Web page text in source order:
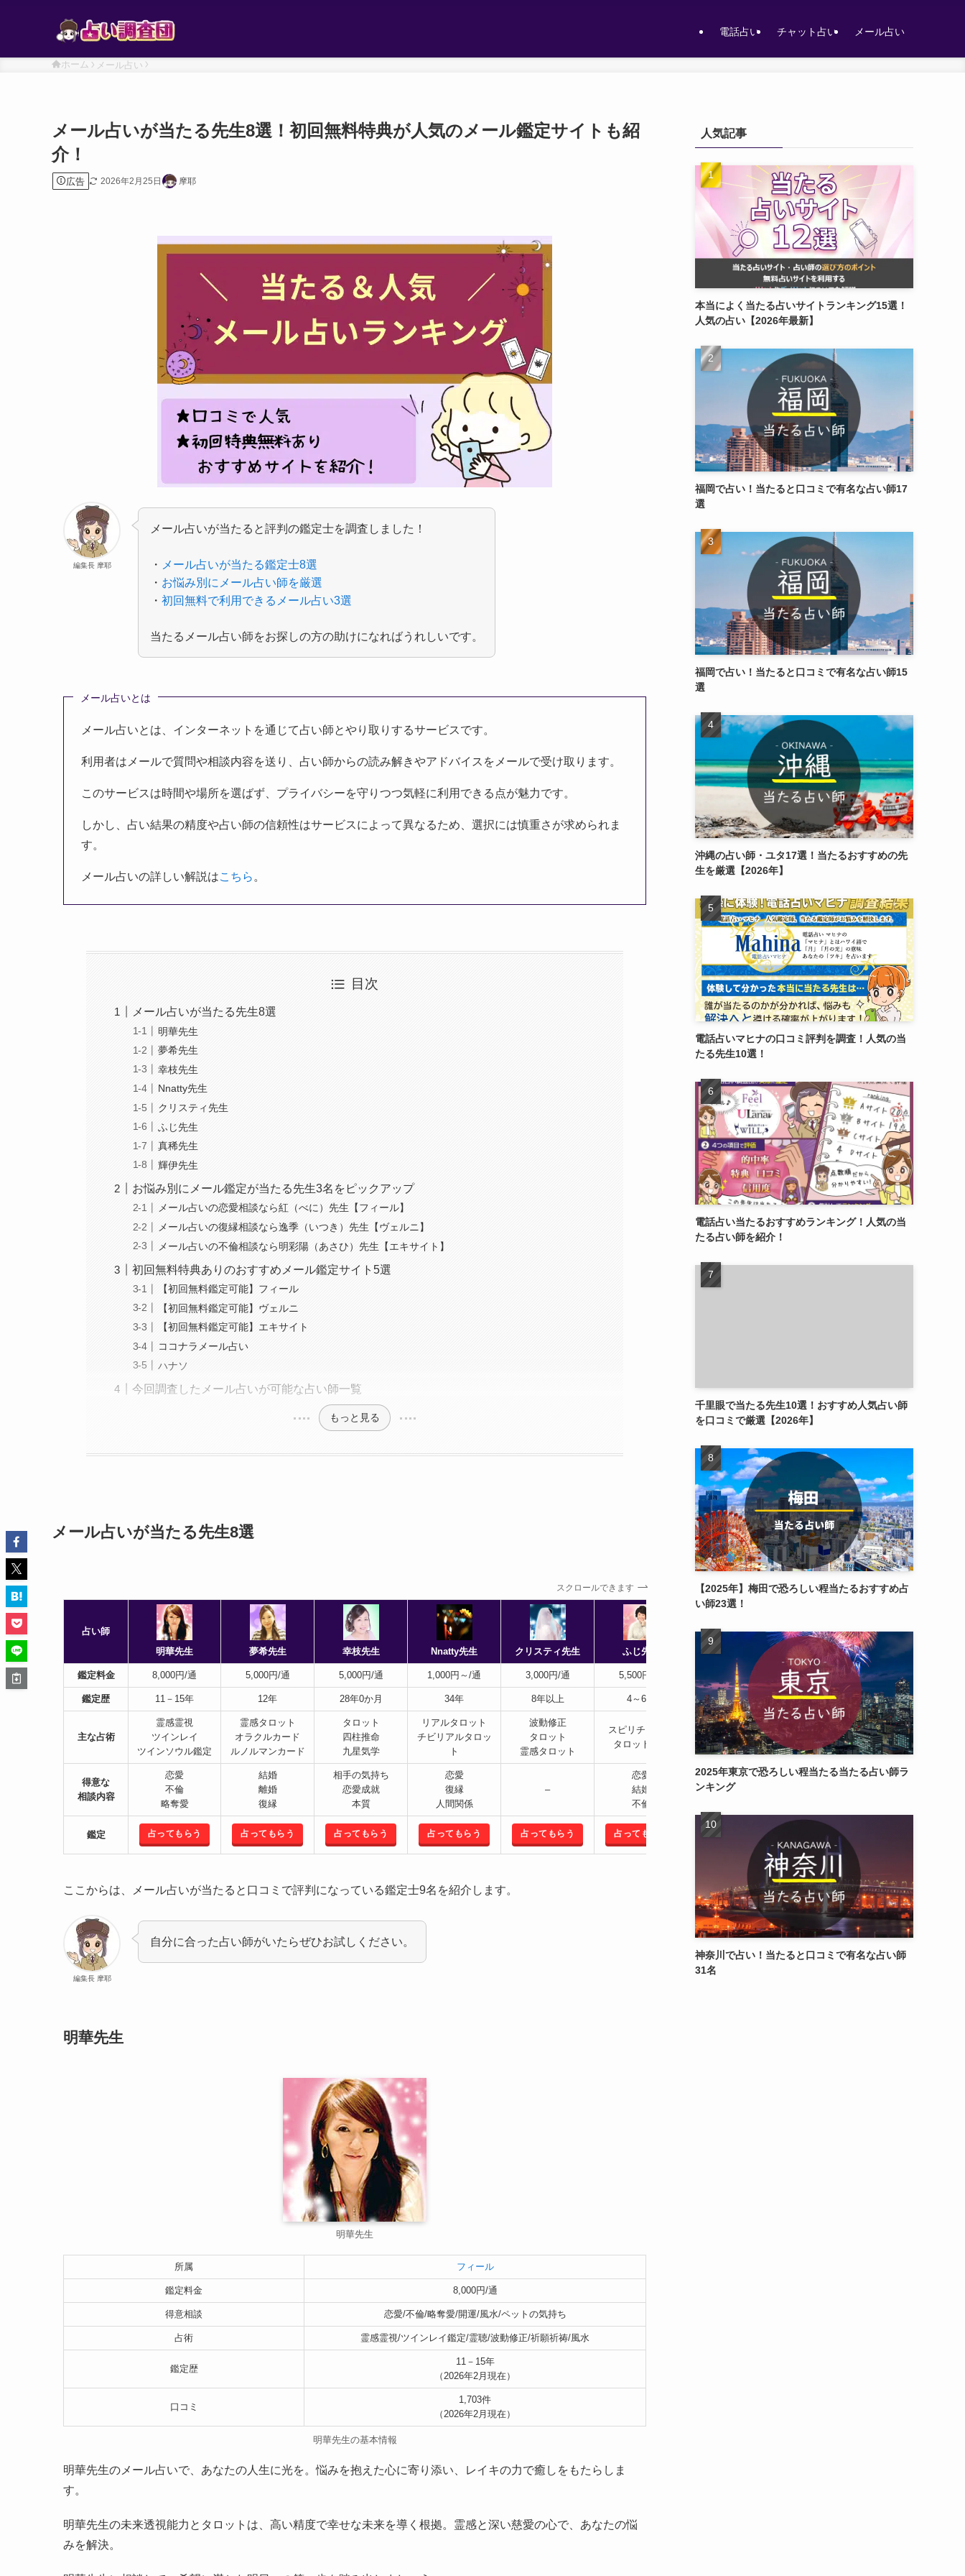
電話占い チャット占い メール占い
ホーム メール占い
メール占いが当たる先生8選！初回無料特典が人気のメール鑑定サイトも紹
介！
広告 2026年2月25日 摩耶
編集長 摩耶
メール占いが当たると評判の鑑定士を調査しました！
・ メール占いが当たる鑑定士8選
・ お悩み別にメール占い師を厳選
・ 初回無料で利用できるメール占い3選
当たるメール占い師をお探しの方の助けになればうれしいです。
メール占いとは
メール占いとは、インターネットを通じて占い師とやり取りするサービスです。
利用者はメールで質問や相談内容を送り、占い師からの読み解きやアドバイスをメールで受け取ります。
このサービスは時間や場所を選ばず、プライバシーを守りつつ気軽に利用できる点が魅力です。
しかし、占い結果の精度や占い師の信頼性はサービスによって異なるため、選択には慎重さが求められま
す。
メール占いの詳しい解説はこちら 。
目次
メール占いが当たる先生8選
明華先生
夢希先生
幸枝先生
Nnatty先生
クリスティ先生
ふじ先生
真稀先生
輝伊先生
お悩み別にメール鑑定が当たる先生3名をピックアップ
メール占いの恋愛相談なら紅（べに）先生【フィール】
メール占いの復縁相談なら逸季（いつき）先生【ヴェルニ】
メール占いの不倫相談なら明彩陽（あさひ）先生【エキサイト】
初回無料特典ありのおすすめメール鑑定サイト5選
【初回無料鑑定可能】フィール
【初回無料鑑定可能】ヴェルニ
【初回無料鑑定可能】エキサイト
ココナラメール占い
ハナソ
今回調査したメール占いが可能な占い師一覧
もっと見る
メール占いが当たる先生8選
スクロールできます
占い師
明華先生
夢希先生 幸枝先生 Nnatty先生 クリスティ先生 ふじ先生 輝伊先生
鑑定料金 8,000円/通 5,000円/通 5,000円/通 1,000円～/通 3,000円/通 5,500円/通 3,000円/通 6,000円/通
鑑定歴 11－15年 12年 28年0か月 34年 8年以上 4～6年 6~10年 26~30年
主な占術
霊感霊視
ツインレイ
ツインソウル鑑定
霊感タロット
オラクルカード
ルノルマンカード
タロット
四柱推命
九星気学
リアルタロット
チビリアルタロッ
ト
波動修正
タロット
霊感タロット
スピリチュアル
タロット全般
スピリチュアル
霊感タロット
守護天使
霊感
霊聴
得意な
相談内容
恋愛
不倫
略奪愛
結婚
離婚
復縁
相手の気持ち
恋愛成就
本質
恋愛
復縁
人間関係
–
恋愛
結婚
不倫
恋愛
結婚
除霊
鑑定 占ってもらう 占ってもらう 占ってもらう 占ってもらう 占ってもらう 占ってもらう 占ってもらう
ここからは、メール占いが当たると口コミで評判になっている鑑定士9名を紹介します。
編集長 摩耶
自分に合った占い師がいたらぜひお試しください。
明華先生
明華先生
所属 フィール
鑑定料金 8,000円/通
得意相談 恋愛/不倫/略奪愛/開運/風水/ペットの気持ち
占術 霊感霊視/ツインレイ鑑定/霊聴/波動修正/祈願祈祷/風水
鑑定歴
11－15年
（2026年2月現在）
口コミ
1,703件
（2026年2月現在）
明華先生の基本情報
明華先生のメール占いで、あなたの人生に光を。悩みを抱えた心に寄り添い、レイキの力で癒しをもたらしま
す。
明華先生の未来透視能力とタロットは、高い精度で幸せな未来を導く根拠。霊感と深い慈愛の心で、あなたの悩
みを解決。
人気記事
本当によく当たる占いサイトランキング15選！
人気の占い【2026年最新】
福岡で占い！当たると口コミで有名な占い師17
選
福岡で占い！当たると口コミで有名な占い師15
選
沖縄の占い師・ユタ17選！当たるおすすめの先
生を厳選【2026年】
電話占いマヒナの口コミ評判を調査！人気の当
たる先生10選！
電話占い当たるおすすめランキング！人気の当
たる占い師を紹介！
千里眼で当たる先生10選！おすすめ人気占い師
を口コミで厳選【2026年】
【2025年】梅田で恐ろしい程当たるおすすめ占
い師23選！
2025年東京で恐ろしい程当たる当たる占い師ラ
ンキング
神奈川で占い！当たると口コミで有名な占い師
31名